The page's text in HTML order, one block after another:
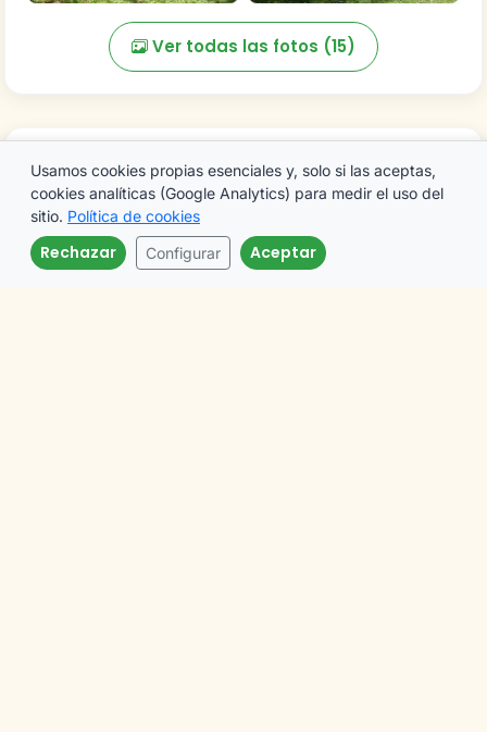
Llamar
Ver todas las fotos (15)
Preguntas frecuentes
¿Dónde está Camping Puente de las
Herrerías?
Usamos cookies propias esenciales y, solo si las aceptas,
cookies analíticas (Google Analytics) para medir el uso del
sitio. Política de cookies
Rechazar Configurar Aceptar